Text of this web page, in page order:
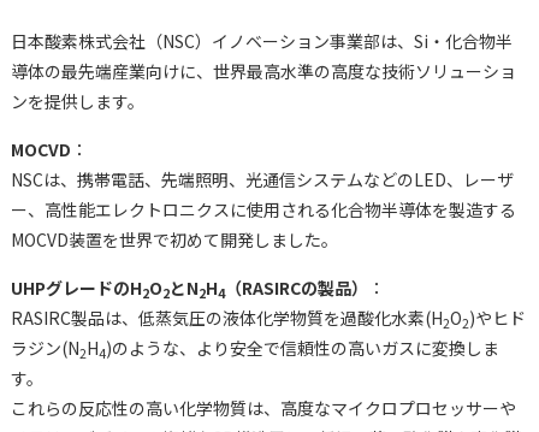
日本酸素株式会社（NSC）イノベーション事業部は、Si‧化合物半
導体の最先端産業向けに、世界最⾼⽔準の⾼度な技術ソリューショ
ンを提供します。
MOCVD ：
NSCは、携帯電話、先端照明、光通信システムなどのLED、レーザ
ー、⾼性能エレクトロニクスに使⽤される化合物半導体を製造する
MOCVD装置を世界で初めて開発しました。
UHPグレードのH2O2とN2H4（RASIRCの製品）
：
RASIRC製品は、低蒸気圧の液体化学物質を過酸化⽔素(H2O2)やヒド
ラジン(N2H4)のような、より安全で信頼性の⾼いガスに変換しま
す。
これらの反応性の⾼い化学物質は、⾼度なマイクロプロセッサーや